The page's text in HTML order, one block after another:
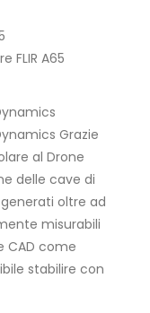
FLIR A65
Grazie
al Drone
delle cave di
oltre ad
misurabili
CAD come
stabilire con